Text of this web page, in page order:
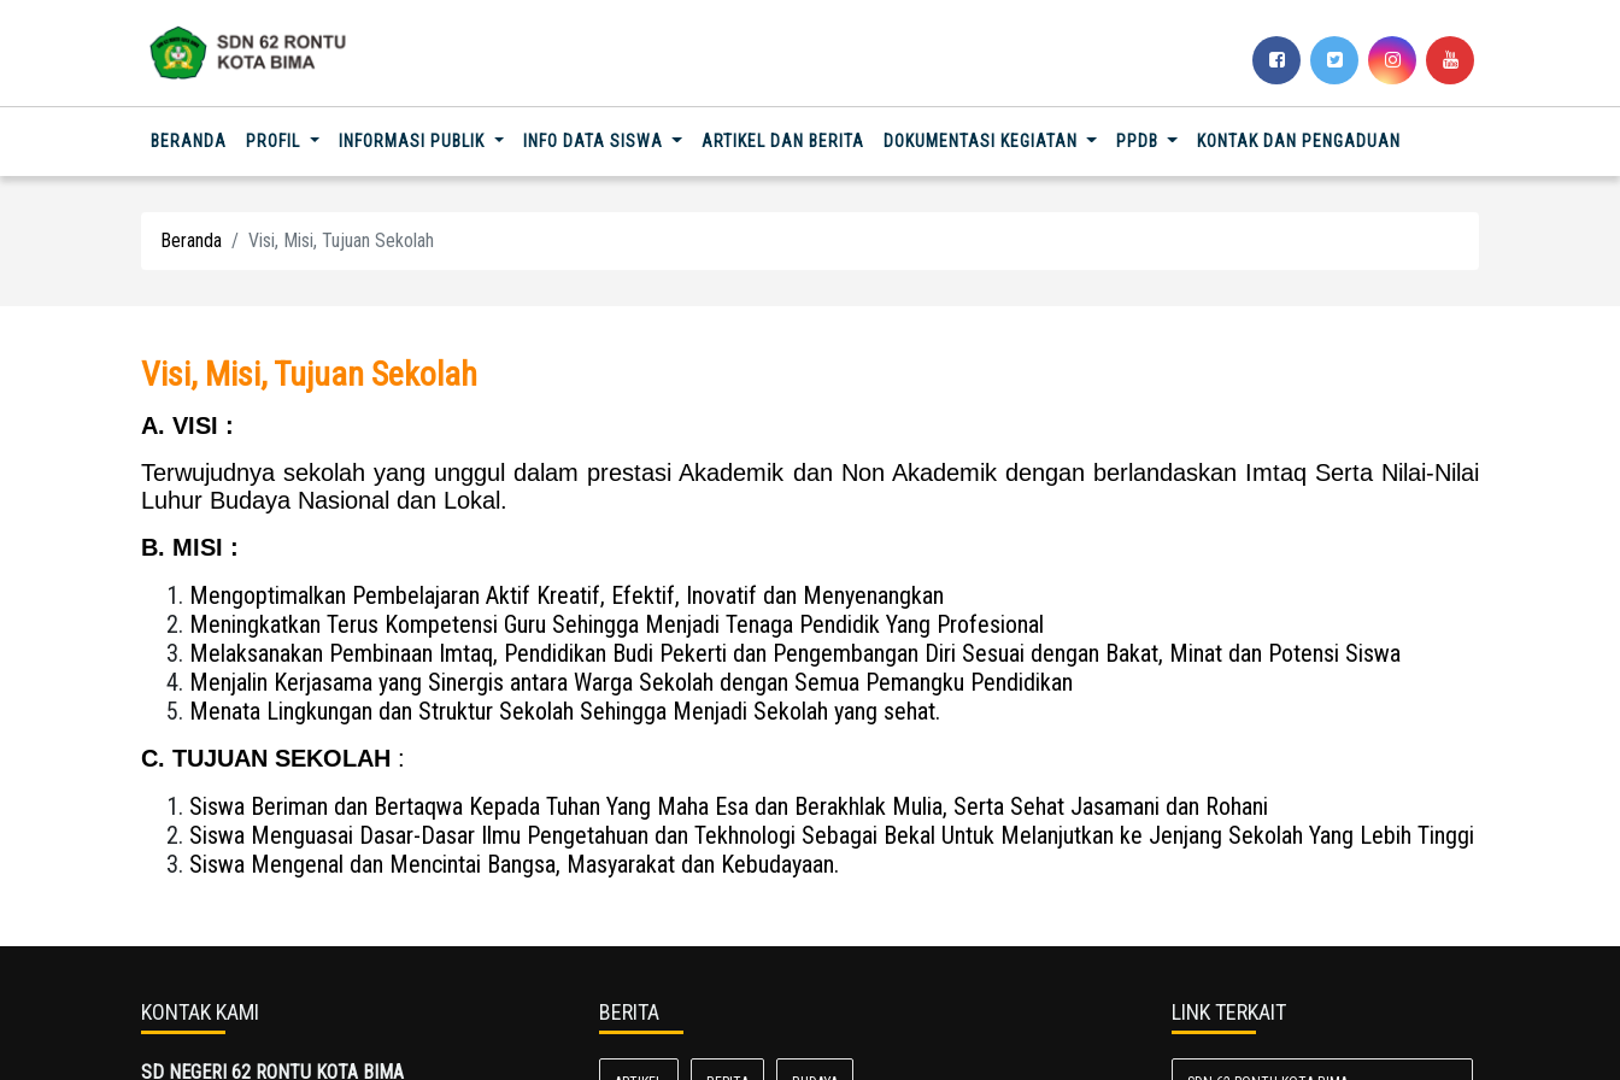
BERANDA (CURRENT)
PROFIL INFORMASI PUBLIK INFO DATA SISWA ARTIKEL DAN BERITA DOKUMENTASI KEGIATAN PPDB KONTAK DAN PENGADUAN
Beranda Visi, Misi, Tujuan Sekolah
Visi, Misi, Tujuan Sekolah
A. VISI :
Terwujudnya sekolah yang unggul dalam prestasi Akademik dan Non Akademik dengan berlandaskan Imtaq Serta Nilai-Nilai
Luhur Budaya Nasional dan Lokal.
B. MISI :
Mengoptimalkan Pembelajaran Aktif Kreatif, Efektif, Inovatif dan Menyenangkan
Meningkatkan Terus Kompetensi Guru Sehingga Menjadi Tenaga Pendidik Yang Profesional
Melaksanakan Pembinaan Imtaq, Pendidikan Budi Pekerti dan Pengembangan Diri Sesuai dengan Bakat, Minat dan Potensi Siswa
Menjalin Kerjasama yang Sinergis antara Warga Sekolah dengan Semua Pemangku Pendidikan
Menata Lingkungan dan Struktur Sekolah Sehingga Menjadi Sekolah yang sehat.
C. TUJUAN SEKOLAH :
Siswa Beriman dan Bertaqwa Kepada Tuhan Yang Maha Esa dan Berakhlak Mulia, Serta Sehat Jasamani dan Rohani
Siswa Menguasai Dasar-Dasar Ilmu Pengetahuan dan Tekhnologi Sebagai Bekal Untuk Melanjutkan ke Jenjang Sekolah Yang Lebih Tinggi
Siswa Mengenal dan Mencintai Bangsa, Masyarakat dan Kebudayaan.
KONTAK KAMI
SD NEGERI 62 RONTU KOTA BIMA
BERITA LINK TERKAIT